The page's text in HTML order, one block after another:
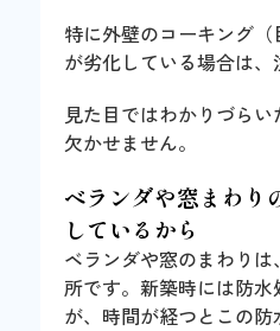
特に外壁のコーキング（
が劣化している場合は、
見た目ではわかりづら
欠かせません。
ベランダや窓まわり
しているから
ベランダや窓のまわり
所です。新築時には防
が、時間が経つとこの防